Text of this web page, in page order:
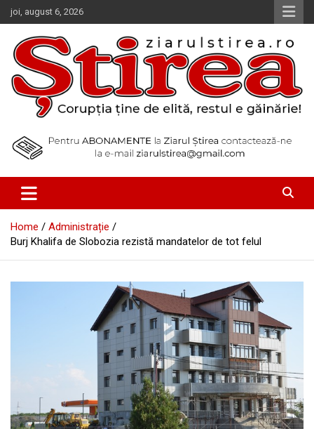
Skip
to
content
joi, august 6, 2026
Ziarul Știrea
Home
Administrație
Burj Khalifa de Slobozia rezistă mandatelor de tot felul